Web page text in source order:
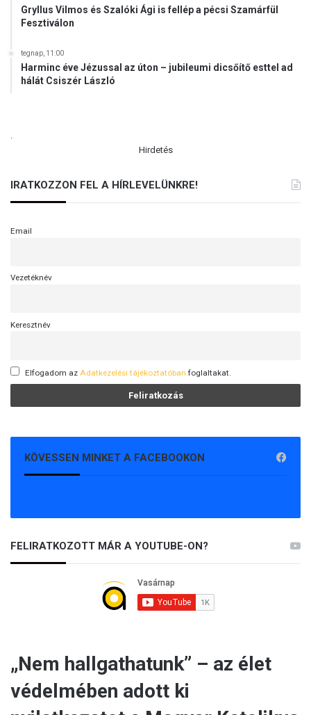
Gryllus Vilmos és Szalóki Ági is fellép a pécsi Szamárfül
Fesztiválon
tegnap, 11:00
Harminc éve Jézussal az úton – jubileumi dicsőítő esttel ad
hálát Csiszér László
Hirdetés
IRATKOZZON FEL A HÍRLEVELÜNKRE!
Email
Vezetéknév
Keresztnév
Elfogadom az Adatkezelési tájékoztatóban foglaltakat.
KÖVESSEN MINKET A FACEBOOKON
FELIRATKOZOTT MÁR A YOUTUBE-ON?